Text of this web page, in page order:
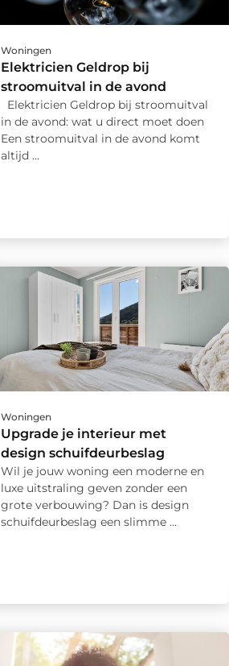
Woningen
Elektricien Geldrop bij
stroomuitval in de avond
Elektricien Geldrop bij stroomuitval
in de avond: wat u direct moet doen
Een stroomuitval in de avond komt
altijd ...
Woningen
Upgrade je interieur met
design schuifdeurbeslag
Wil je jouw woning een moderne en
luxe uitstraling geven zonder een
grote verbouwing? Dan is design
schuifdeurbeslag een slimme ...